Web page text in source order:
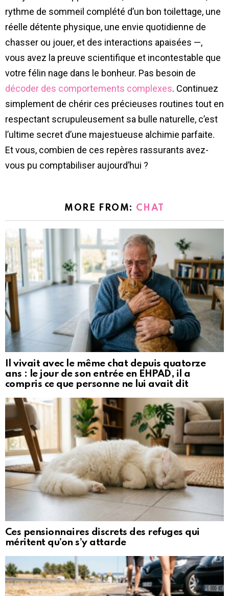
rythme de sommeil complété d’un bon toilettage, une
réelle détente physique, une envie quotidienne de
chasser ou jouer, et des interactions apaisées —,
vous avez la preuve scientifique et incontestable que
votre félin nage dans le bonheur. Pas besoin de
décoder des comportements complexes. Continuez
simplement de chérir ces précieuses routines tout en
respectant scrupuleusement sa bulle naturelle, c’est
l’ultime secret d’une majestueuse alchimie parfaite.
Et vous, combien de ces repères rassurants avez-
vous pu comptabiliser aujourd’hui ?
MORE FROM: CHAT
Il vivait avec le même chat depuis quatorze
ans : le jour de son entrée en EHPAD, il a
compris ce que personne ne lui avait dit
Ces pensionnaires discrets des refuges qui
méritent qu’on s’y attarde